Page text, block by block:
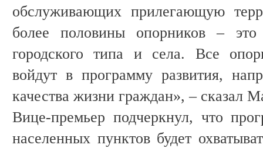
обслуживающих прилегающую
более половины опорников –
городского типа и села. Все
войдут в программу развития,
качества жизни граждан», – сказал
Вице-премьер подчеркнул, что
населенных пунктов будет